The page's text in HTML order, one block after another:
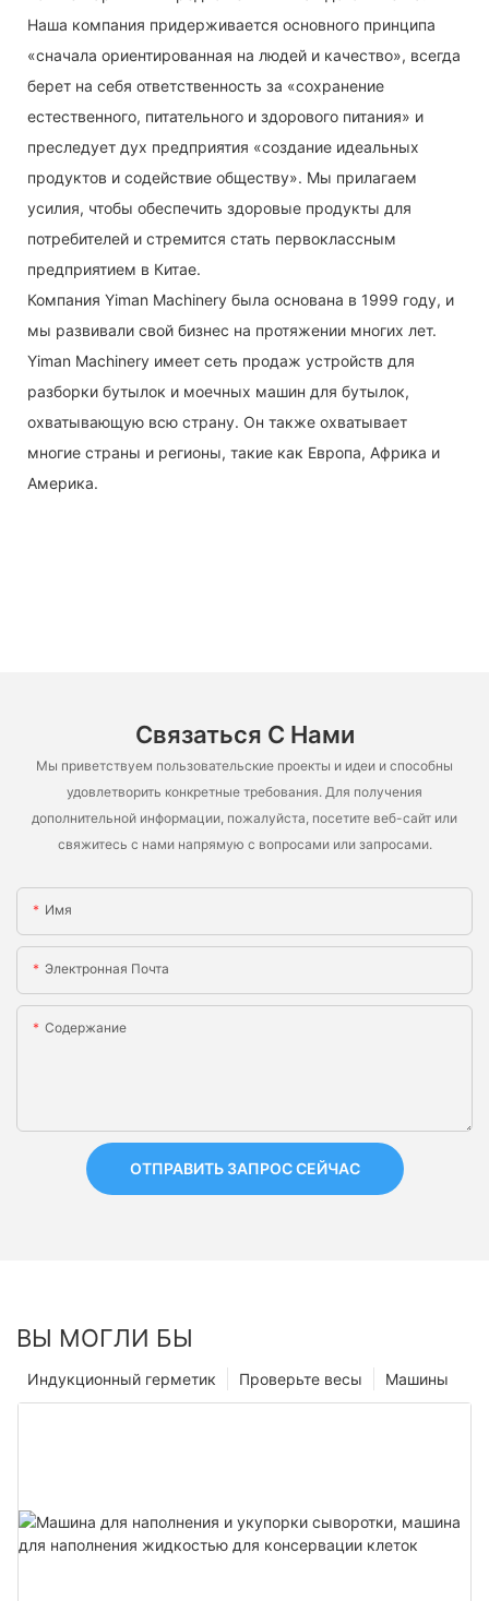
Наша компания придерживается основного принципа
«сначала ориентированная на людей и качество», всегда
берет на себя ответственность за «сохранение
естественного, питательного и здорового питания» и
преследует дух предприятия «создание идеальных
продуктов и содействие обществу». Мы прилагаем
усилия, чтобы обеспечить здоровые продукты для
потребителей и стремится стать первоклассным
предприятием в Китае.
Компания Yiman Machinery была основана в 1999 году, и
мы развивали свой бизнес на протяжении многих лет.
Yiman Machinery имеет сеть продаж устройств для
разборки бутылок и моечных машин для бутылок,
охватывающую всю страну. Он также охватывает
многие страны и регионы, такие как Европа, Африка и
Америка.
Связаться С Нами
Мы приветствуем пользовательские проекты и идеи и способны
удовлетворить конкретные требования. Для получения
дополнительной информации, пожалуйста, посетите веб-сайт или
свяжитесь с нами напрямую с вопросами или запросами.
Имя
Электронная Почта
Содержание
ОТПРАВИТЬ ЗАПРОС СЕЙЧАС
ВЫ МОГЛИ БЫ
Машины
Проверьте весы
Индукционный герметик